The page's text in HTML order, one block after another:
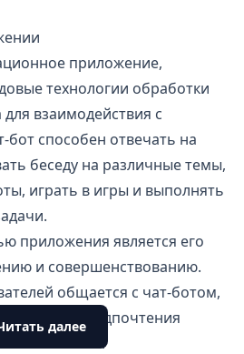
приложение,
технологии обработки
для взаимодействия с
бот способен отвечать на
беседу на различные темы,
играть в игры и выполнять
приложения является его
и совершенствованию.
общается с чат-ботом,
язык и предпочтения
далее